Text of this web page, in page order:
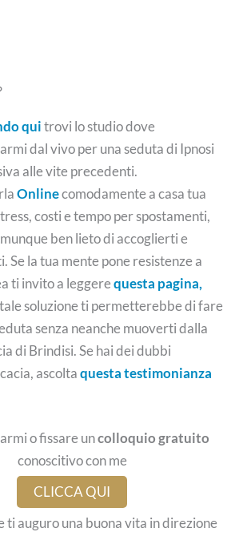
quitrovi lo studio dove
dal vivo per una seduta di Ipnosi
alle vite precedenti.
Onlinecomodamente a casa tua
costi e tempo per spostamenti,
ben lieto di accoglierti e
Se la tua mente pone resistenze a
ti invito a leggerequesta pagina,
soluzione ti permetterebbe di fare
senza neanche muoverti dalla
di Brindisi. Se hai dei dubbi
ascoltaquesta testimonianza
o fissare uncolloquio gratuito
conoscitivo con me
CLICCA QUI
ti auguro una buona vita in direzione